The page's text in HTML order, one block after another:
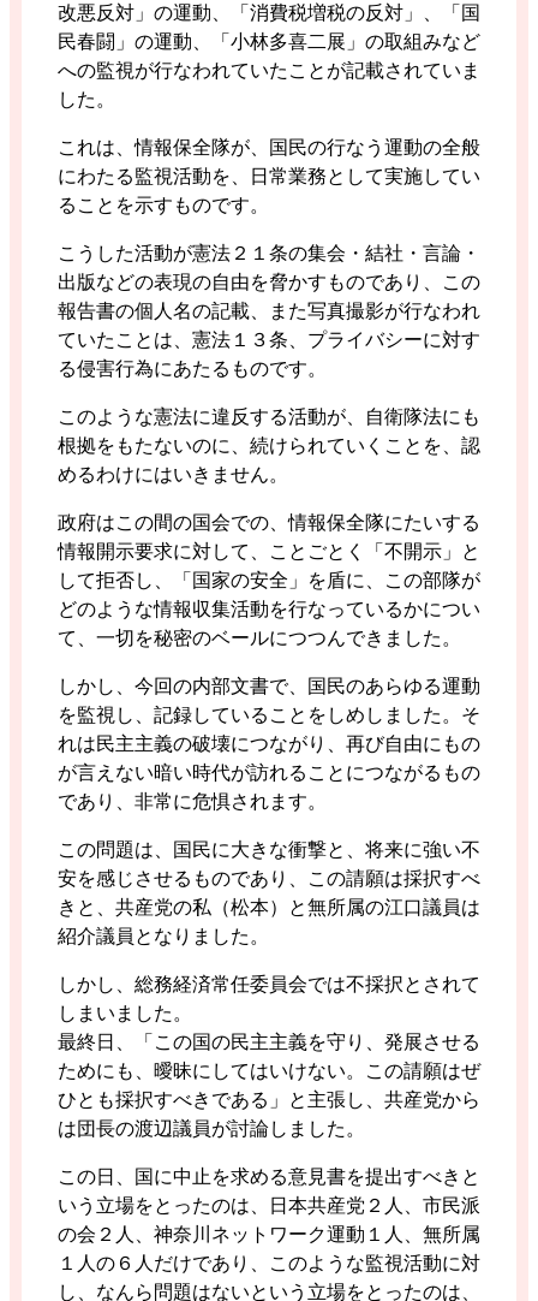
改悪反対」の運動、「消費税増税の反対」、「国
民春闘」の運動、「小林多喜二展」の取組みなど
への監視が行なわれていたことが記載されていま
した。
これは、情報保全隊が、国民の行なう運動の全般
にわたる監視活動を、日常業務として実施してい
ることを示すものです。
こうした活動が憲法２１条の集会・結社・言論・
出版などの表現の自由を脅かすものであり、この
報告書の個人名の記載、また写真撮影が行なわれ
ていたことは、憲法１３条、プライバシーに対す
る侵害行為にあたるものです。
このような憲法に違反する活動が、自衛隊法にも
根拠をもたないのに、続けられていくことを、認
めるわけにはいきません。
政府はこの間の国会での、情報保全隊にたいする
情報開示要求に対して、ことごとく「不開示」と
して拒否し、「国家の安全」を盾に、この部隊が
どのような情報収集活動を行なっているかについ
て、一切を秘密のベールにつつんできました。
しかし、今回の内部文書で、国民のあらゆる運動
を監視し、記録していることをしめしました。そ
れは民主主義の破壊につながり、再び自由にもの
が言えない暗い時代が訪れることにつながるもの
であり、非常に危惧されます。
この問題は、国民に大きな衝撃と、将来に強い不
安を感じさせるものであり、この請願は採択すべ
きと、共産党の私（松本）と無所属の江口議員は
紹介議員となりました。
しかし、総務経済常任委員会では不採択とされて
しまいました。
最終日、「この国の民主主義を守り、発展させる
ためにも、曖昧にしてはいけない。この請願はぜ
ひとも採択すべきである」と主張し、共産党から
は団長の渡辺議員が討論しました。
この日、国に中止を求める意見書を提出すべきと
いう立場をとったのは、日本共産党２人、市民派
の会２人、神奈川ネットワーク運動１人、無所属
１人の６人だけであり、このような監視活動に対
し、なんら問題はないという立場をとったのは、